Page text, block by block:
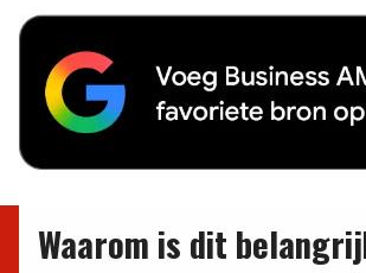
Waarom is dit